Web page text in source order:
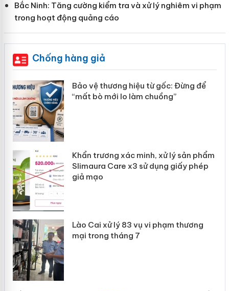
Bắc Ninh: Tăng cường kiểm tra và xử lý nghiêm vi phạm
trong hoạt động quảng cáo
Chống hàng giả
Bảo vệ thương hiệu từ gốc: Đừng để
“mất bò mới lo làm chuồng”
Khẩn trương xác minh, xử lý sản phẩm
Slimaura Care x3 sử dụng giấy phép
giả mạo
Lào Cai xử lý 83 vụ vi phạm thương
mại trong tháng 7